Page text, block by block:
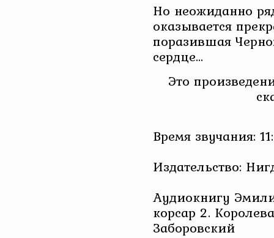
Но неожиданно
оказывается
поразившая
сердце…
Это
Время звучания:
Издательство:
Аудиокнигу
корсар 2.
Заборовский